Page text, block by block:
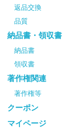
返品交換
品質
納品書・領収書
納品書
領収書
著作権関連
著作権等
クーポン
マイページ